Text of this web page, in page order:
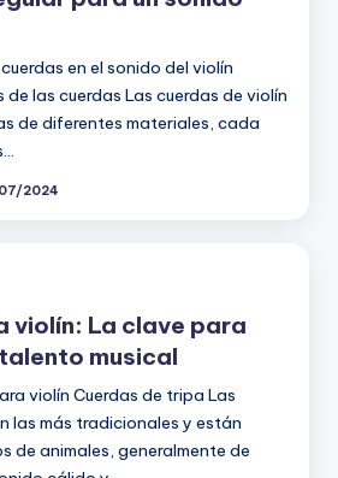
en el sonido del violín
de las cuerdas Las cuerdas de violín
de diferentes materiales, cada
2024
violín: La clave para
musical
violín Cuerdas de tripa Las
las más tradicionales y están
de animales, generalmente de